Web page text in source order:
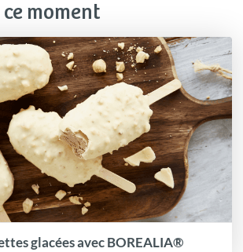
moment
glacées avec BOREALIA®